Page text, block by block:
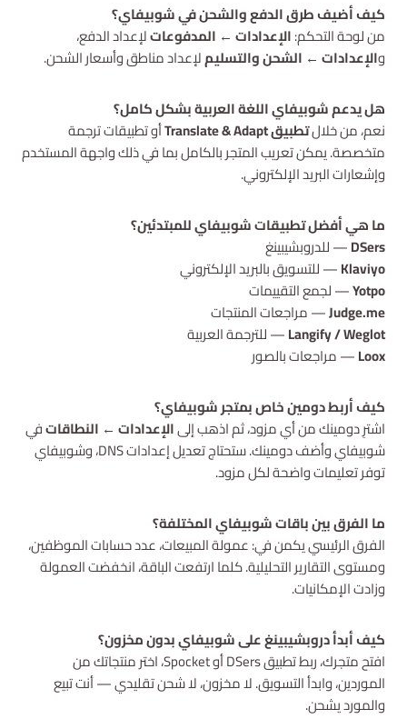
كيف أضيف طرق الدفع والشحن في شوبيفاي؟
من لوحة التحكم:الإعدادات ← المدفوعاتلإعداد الدفع،
والإعدادات ← الشحن والتسليملإعداد مناطق وأسعار الشحن.
هل يدعم شوبيفاي اللغة العربية بشكل كامل؟
نعم، من خلالتطبيق Translate & Adapt
أو تطبيقات ترجمة
متخصصة. يمكن تعريب المتجر بالكامل بما في ذلك واجهة المستخدم
وإشعارات البريد الإلكتروني.
ما هي أفضل تطبيقات شوبيفاي للمبتدئين؟
DSers— للدروبشيبينغ
Klaviyo— للتسويق بالبريد الإلكتروني
Yotpo— لجمع التقييمات
Judge.me— مراجعات المنتجات
Langify / Weglot— للترجمة العربية
Loox— مراجعات بالصور
كيف أربط دومين خاص بمتجر شوبيفاي؟
اشترِ دومينك من أي مزود، ثم اذهب إلىالإعدادات ← النطاقاتفي
شوبيفاي وأضف دومينك. ستحتاج تعديل إعدادات DNS، وشوبيفاي
توفر تعليمات واضحة لكل مزود.
ما الفرق بين باقات شوبيفاي المختلفة؟
الفرق الرئيسي يكمن في: عمولة المبيعات، عدد حسابات الموظفين،
ومستوى التقارير التحليلية. كلما ارتفعت الباقة، انخفضت العمولة
وزادت الإمكانيات.
كيف أبدأ دروبشيبينغ على شوبيفاي بدون مخزون؟
افتح متجرك، ربط تطبيق DSers أو Spocket، اختر منتجاتك من
الموردين، وابدأ التسويق. لا مخزون، لا شحن تقليدي — أنت تبيع
والمورد يشحن.